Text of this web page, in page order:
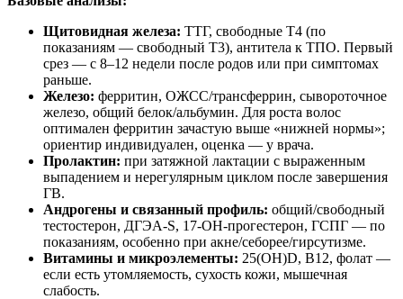
Щитовидная железа: ТТГ, свободные T4 (по
показаниям — свободный T3), антитела к ТПО. Первый
срез — с 8–12 недели после родов или при симптомах
раньше.
Железо: ферритин, ОЖСС/трансферрин, сывороточное
железо, общий белок/альбумин. Для роста волос
оптимален ферритин зачастую выше «нижней нормы»;
ориентир индивидуален, оценка — у врача.
Пролактин: при затяжной лактации с выраженным
выпадением и нерегулярным циклом после завершения
ГВ.
Андрогены и связанный профиль: общий/свободный
тестостерон, ДГЭА-S, 17-ОН-прогестерон, ГСПГ — по
показаниям, особенно при акне/себорее/гирсутизме.
Витамины и микроэлементы: 25(ОН)D, В12, фолат —
если есть утомляемость, сухость кожи, мышечная
слабость.